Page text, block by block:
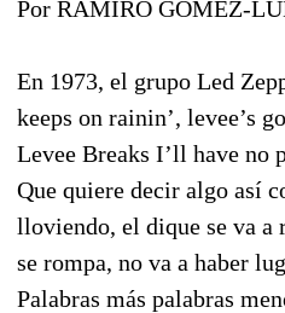
Por RAMIRO GÓMEZ-
En 1973, el grupo Led
keeps on rainin’, levee’s
Levee Breaks I’ll have no
Que quiere decir algo así
lloviendo, el dique se va a
se rompa, no va a haber
Palabras más palabras